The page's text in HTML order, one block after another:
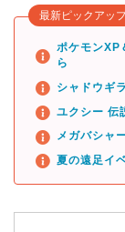
最新ピックアッ
ポケモンXP
ら
シャドウギ
ユクシー 伝
メガバシャ
夏の遠足イ